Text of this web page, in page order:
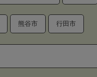
熊谷市 行田市